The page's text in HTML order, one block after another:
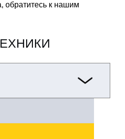
обратитесь к нашим